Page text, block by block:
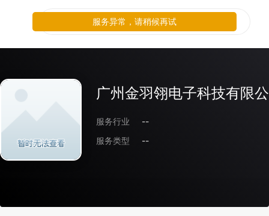
广州金羽翎电子科技有限
服务行业
--
服务类型
--
服务异常，请稍候再试